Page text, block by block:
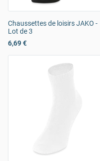
Chaussettes de loisirs JAKO -
Lot de 3
6,69 €